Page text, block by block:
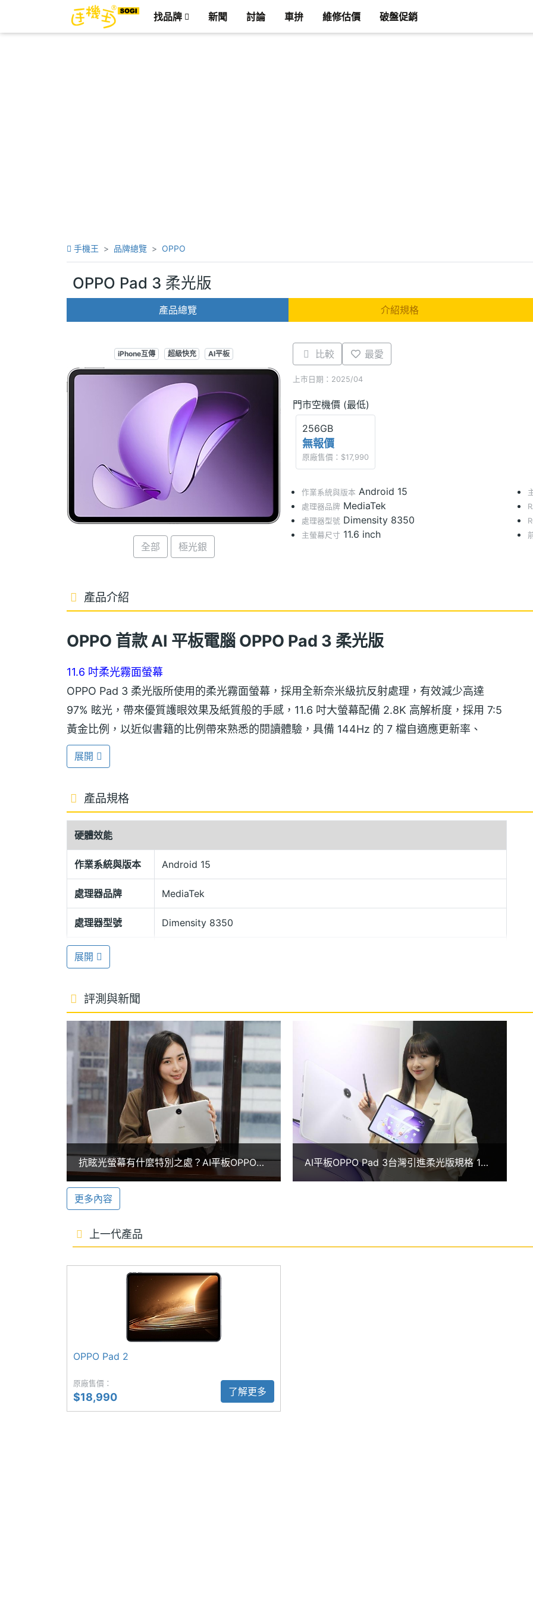
找品牌 新聞 討論 車拚 維修估價 破盤促銷
手機王 品牌總覽 OPPO
OPPO Pad 3 柔光版
產品總覽 介紹規格
iPhone互傳 超級快充 AI平板
全部 極光銀
比較 最愛
上市日期：2025/04
門市空機價 (最低)
256GB
無報價
原廠售價：$17,990
作業系統與版本 Android 15
處理器品牌 MediaTek
處理器型號 Dimensity 8350
主螢幕尺寸 11.6 inch
產品介紹
OPPO 首款 AI 平板電腦 OPPO Pad 3 柔光版
11.6 吋柔光霧面螢幕
OPPO Pad 3 柔光版所使用的柔光霧面螢幕，採用全新奈米級抗反射處理，有效減少高達
97% 眩光，帶來優質護眼效果及紙質般的手感，11.6 吋大螢幕配備 2.8K 高解析度，採用 7:5
黃金比例，以近似書籍的比例帶來熟悉的閱讀體驗，具備 144Hz 的 7 檔自適應更新率、
700nits 峰值亮度。同時，通過德國萊茵 TÜV 的智慧護眼 3.0、抗反射雙認證，透過軟硬體
聯合調整，有效減少螢幕有害藍光，並可依據用戶所處環境智慧調節色溫，長時間閱讀也常保
6.29mm 機身厚度
OPPO Pad 3 柔光版採用金屬機身設計，為 OPPO 史上最薄的平板，機身厚度僅 6.29mm，
隨身攜帶無負擔。極光銀色設計引人注目，質感更出眾。機身擁有沉浸式音效，最多 12 段獨
立音頻流同時播放，打造電影級沉浸式音效體驗。另外可搭配選購的 ＯOPPO Pencil 2 手寫
筆提供零延遲的手寫體驗，柔軟筆尖模仿真實筆觸，並支援快捷操作，如快速切換畫筆與截
圖，右上角輕掃可觸發便條懸浮窗、螢幕關閉狀態下筆尖輕點開啟便條、輸入框隨手寫等功
能，帶來更直覺便捷的使用感受。
OPPO Pad 3 柔光版搭載聯合調教訂製的 MediaTek Dimensity 8350 處理器，以 OPPO AI
HyperBoost，搭配聯發科遊戲優化引擎，維持遊戲時的高幀率、靈敏度與流暢度，同時降低
機身溫度、延長續航。搭配 9,520mAh 大電量及 67W SUPERVOOC 超級閃充，確保長時間
使用的高效流暢與持久電力。此外，也是首款通過 TÜV SÜD 60 個月 A 級流暢認證的平板，
使用 5 年也流暢無虞。
AI 智慧辦公
OPPO Pad 3 柔光版提供多種 AI 辦公應用，可以重點摘要文字及錄音，以及口語化、重寫、
潤飾、擴展文案，也能翻譯文件並轉換儲存格式；瀏覽網頁時，可透過文章摘要、朗讀、翻
譯，快速掌握重點；使用社群及通訊軟體時，也能以 AI 輔助聊天對話、生成不同風格文案。
AI 圖像應用上，能夠智慧消除畫面的路人、雜物、反光、模糊，也能增強畫面解析度，並可
透過 AI Studio 生成不同風格圖片，還能將靜態圖片生成動態的影片或 Live Photo，為圖片賦
OPPO Pad 3 柔光版加入與 iPhone 互傳功能，為 iOS 用戶提供 iPad 以外的全新選擇。用戶
也可以使用 OPPO 手機與平板共享手機通訊，輕鬆以平板上網、接打電話、收發簡訊，也能
在裝置間同步當下使用內容，包含檔案編輯、應用程式接力使用，以及快速分享檔案，讓裝置
間的偕同更便利高效。此外具備多重視窗功能，可讓您同步參與會議、做筆記、查閱資料，多
工處理超輕鬆。
展開
產品規格
硬體效能
作業系統與版本 Android 15
處理器品牌 MediaTek
處理器型號 Dimensity 8350
處理器核心數
RAM記憶體 8 GB
記憶體格式 LPDDR5X
ROM儲存空間 256 GB
儲存空間格式 UFS 4.0
電池容量 9520 mAh
顯示螢幕
主螢幕尺寸 11.6 inch
主螢幕像素密度 297 ppi
主螢幕最大亮度 700 nits
LCD
主螢幕更新率 144 Hz
主螢幕觸控採樣
展開
評測與新聞
抗眩光螢幕有什麼特別之處？AI平板OPPO
Pad 3柔光版開箱與規格一次看懂
AI平板OPPO Pad 3台灣引進柔光版規格 1萬
8價格有找
更多內容
上一代產品
OPPO Pad 2
原廠售價：
$18,990 了解更多